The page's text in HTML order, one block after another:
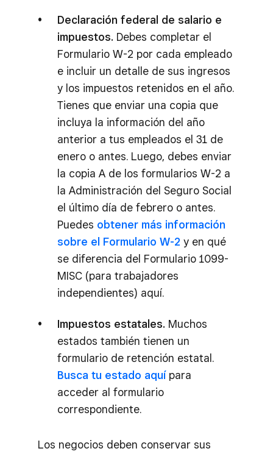
Declaración federal de salario e
impuestos. Debes completar el
Formulario W-2 por cada empleado
e incluir un detalle de sus ingresos
y los impuestos retenidos en el año.
Tienes que enviar una copia que
incluya la información del año
anterior a tus empleados el 31 de
enero o antes. Luego, debes enviar
la copia A de los formularios W-2 a
la Administración del Seguro Social
el último día de febrero o antes.
Puedes obtener más información
sobre el Formulario W-2 y en qué
se diferencia del Formulario 1099-
MISC (para trabajadores
independientes) aquí.
Impuestos estatales. Muchos
estados también tienen un
formulario de retención estatal.
Busca tu estado aquípara
acceder al formulario
correspondiente.
Los negocios deben conservar sus